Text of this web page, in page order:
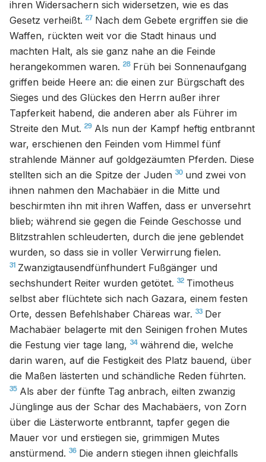
ihren Widersachern sich widersetzen, wie es das
Gesetz verheißt. 27 Nach dem Gebete ergriffen sie die
Waffen, rückten weit vor die Stadt hinaus und
machten Halt, als sie ganz nahe an die Feinde
herangekommen waren. 28 Früh bei Sonnenaufgang
griffen beide Heere an: die einen zur Bürgschaft des
Sieges und des Glückes den Herrn außer ihrer
Tapferkeit habend, die anderen aber als Führer im
Streite den Mut. 29 Als nun der Kampf heftig entbrannt
war, erschienen den Feinden vom Himmel fünf
strahlende Männer auf goldgezäumten Pferden. Diese
stellten sich an die Spitze der Juden 30 und zwei von
ihnen nahmen den Machabäer in die Mitte und
beschirmten ihn mit ihren Waffen, dass er unversehrt
blieb; während sie gegen die Feinde Geschosse und
Blitzstrahlen schleuderten, durch die jene geblendet
wurden, so dass sie in voller Verwirrung fielen.
31 Zwanzigtausendfünfhundert Fußgänger und
sechshundert Reiter wurden getötet. 32 Timotheus
selbst aber flüchtete sich nach Gazara, einem festen
Orte, dessen Befehlshaber Chäreas war. 33 Der
Machabäer belagerte mit den Seinigen frohen Mutes
die Festung vier tage lang, 34 während die, welche
darin waren, auf die Festigkeit des Platz bauend, über
die Maßen lästerten und schändliche Reden führten.
35 Als aber der fünfte Tag anbrach, eilten zwanzig
Jünglinge aus der Schar des Machabäers, von Zorn
über die Lästerworte entbrannt, tapfer gegen die
Mauer vor und erstiegen sie, grimmigen Mutes
anstürmend. 36 Die andern stiegen ihnen gleichfalls